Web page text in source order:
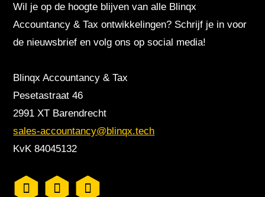
Wil je op de hoogte blijven van alle Blinqx
Accountancy & Tax ontwikkelingen? Schrijf je in voor
de nieuwsbrief en volg ons op social media!
Blinqx Accountancy & Tax
Pesetastraat 46
2991 XT Barendrecht
sales-accountancy@blinqx.tech
KvK 84045132